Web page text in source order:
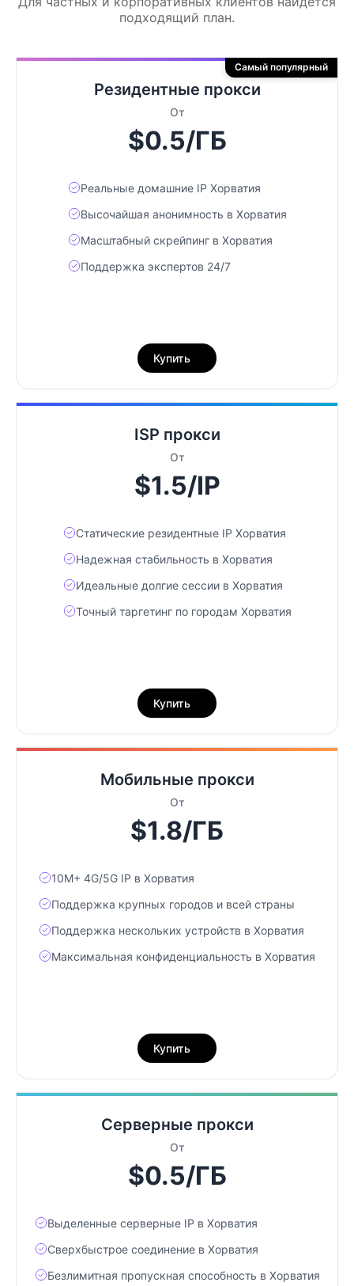
подходящий план.
Резидентные прокси
От
$0.5/ГБ
Реальные домашние IP Хорватия
Высочайшая анонимность в Хорватия
Масштабный скрейпинг в Хорватия
Поддержка экспертов 24/7
Самый популярный
Купить
ISP прокси
От
$1.5/IP
Статические резидентные IP Хорватия
Надежная стабильность в Хорватия
Идеальные долгие сессии в Хорватия
Точный таргетинг по городам Хорватия
Купить
Мобильные прокси
От
$1.8/ГБ
10М+ 4G/5G IP в Хорватия
Поддержка крупных городов и всей страны
Поддержка нескольких устройств в Хорватия
Максимальная конфиденциальность в Хорватия
Купить
Серверные прокси
От
$0.5/ГБ
Выделенные серверные IP в Хорватия
Сверхбыстрое соединение в Хорватия
Безлимитная пропускная способность в Хорватия